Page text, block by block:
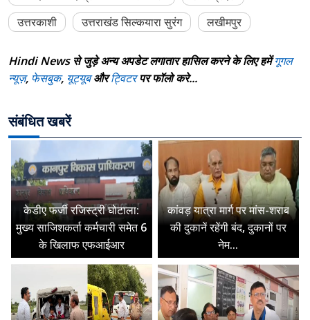
उत्तरकाशी
उत्तराखंड सिल्कयारा सुरंग लखीमपुर
Hindi News से जुड़े अन्य अपडेट लगातार हासिल करने के लिए हमेंगूगल
न्यूज़, फेसबुक, यूट्यूबऔरट्विटरपर फॉलो करे...
संबंधित खबरें
केडीए फर्जी रजिस्ट्री घोटाला:
मुख्य साजिशकर्ता कर्मचारी समेत 6
के खिलाफ एफआईआर
कांवड़ यात्रा मार्ग पर मांस-शराब
की दुकानें रहेंगी बंद, दुकानों पर
नेम...